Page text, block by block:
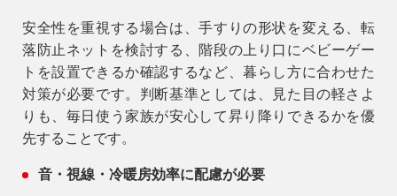
安全性を重視する場合は、手すりの形状を変える、転
落防止ネットを検討する、階段の上り口にベビーゲー
トを設置できるか確認するなど、暮らし方に合わせた
対策が必要です。判断基準としては、見た目の軽さよ
りも、毎日使う家族が安心して昇り降りできるかを優
先することです。
音・視線・冷暖房効率に配慮が必要